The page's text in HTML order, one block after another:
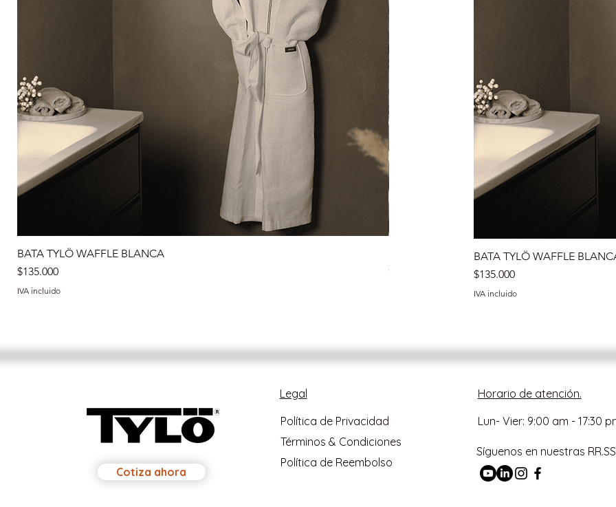
BATA TYLÖ WAFFLE BLANCA
Precio
$135.000
IVA incluido
SET PIEDRAS VOLCÁNICAS IMPORTADAS
Precio
$86.990
BATA TYLÖ WAFFLE
Precio
$135.000
IVA incluido
Cotiza ahora
Legal
Política de Privacidad
Términos & Condiciones
Política de Reembolso
Horario de atención.
Lun- Vier: 9:00 am - 17:30
Síguenos en nuestras